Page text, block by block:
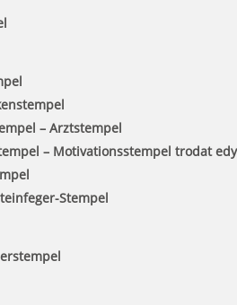
– Arztstempel
– Motivationsstempel trodat
Stempel